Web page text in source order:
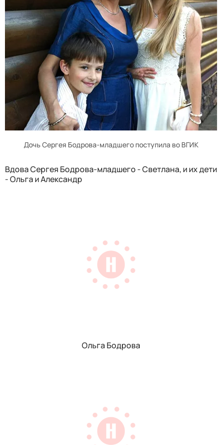
Дочь Сергея Бодрова-младшего поступила во ВГИК
Вдова Сергея Бодрова-младшего - Светлана, и их дети
- Ольга и Александр
Ольга Бодрова